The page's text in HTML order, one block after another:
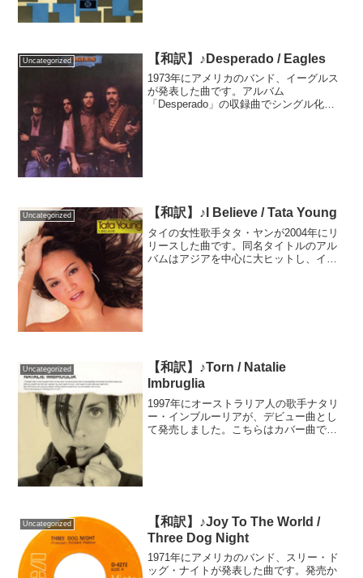
Uncategorized 【和訳】♪Desperado / Eagles
1973年にアメリカのバンド、イーグルス
が発表した曲です。アルバム
「Desperado」の収録曲でシングル化は
Uncategorized 【和訳】♪I Believe / Tata Young
タイの女性歌手タタ・ヤンが2004年にリ
リースした曲です。同名タイトルのアル
バムはアジアを中心に大ヒットし、イン
Uncategorized
【和訳】♪Torn / Natalie
Imbruglia
1997年にオーストラリア人の歌手ナタリ
ー・インブルーリアが、デビュー曲とし
て発売しました。こちらはカバー曲で、
Uncategorized
【和訳】♪Joy To The World /
Three Dog Night
1971年にアメリカのバンド、スリー・ド
ッグ・ナイトが発表した曲です。発売か